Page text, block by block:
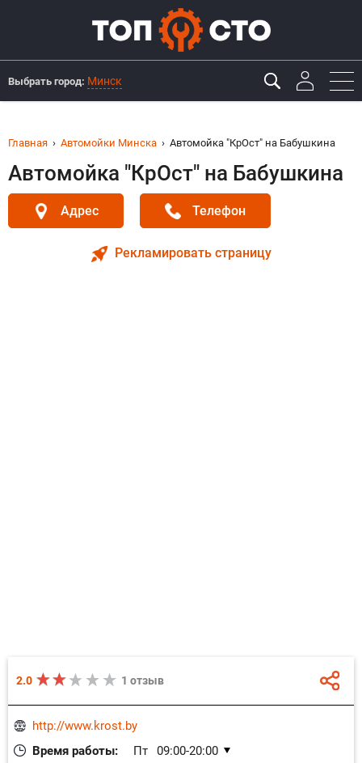
Выбрать город: Минск
Главная Автомойки Минска Автомойка "КрОст" на Бабушкина
Автомойка "КрОст" на Бабушкина
Адрес Телефон
Рекламировать страницу
2.0 1 отзыв
http://www.krost.by
Время работы:
Пт
09:00-20:00